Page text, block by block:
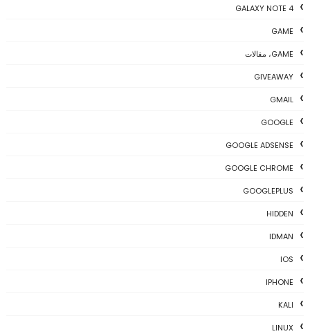
GALAXY NOTE 4
GAME
GAME، مقالات
GIVEAWAY
GMAIL
GOOGLE
GOOGLE ADSENSE
GOOGLE CHROME
GOOGLEPLUS
HIDDEN
IDMAN
IOS
IPHONE
KALI
LINUX